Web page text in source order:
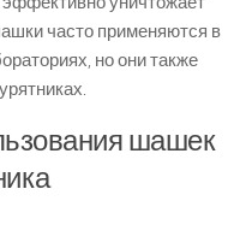
часто применяются в
но они также
шашек